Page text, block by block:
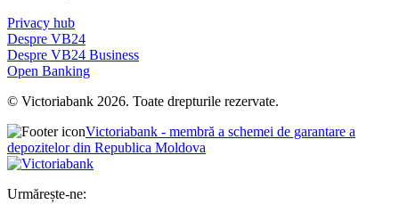
Privacy hub
Despre VB24
Despre VB24 Business
Open Banking
© Victoriabank 2026. Toate drepturile rezervate.
Victoriabank - membră a schemei de garantare a
depozitelor din Republica Moldova
Urmărește-ne: